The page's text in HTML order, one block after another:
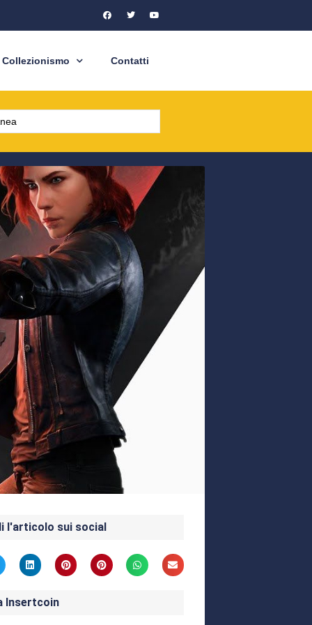
Collezionismo Contatti
l'articolo sui social
Insertcoin